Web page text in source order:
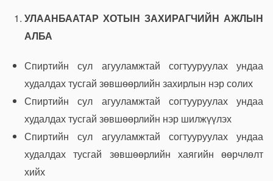
УЛААНБААТАР ХОТЫН ЗАХИРАГЧИЙН АЖЛЫН
АЛБА
Спиртийн сул агууламжтай согтууруулах ундаа
худалдах тусгай зөвшөөрлийн захирлын нэр солих
Спиртийн сул агууламжтай согтууруулах ундаа
худалдах тусгай зөвшөөрлийн нэр шилжүүлэх
Спиртийн сул агууламжтай согтууруулах ундаа
худалдах тусгай зөвшөөрлийн хаягийн өөрчлөлт
хийх